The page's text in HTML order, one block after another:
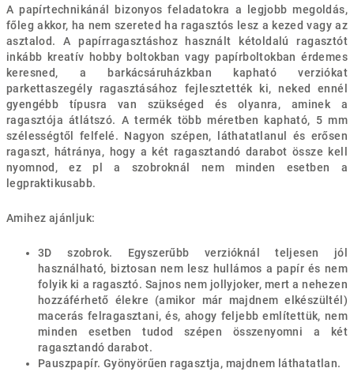
A papírtechnikánál bizonyos feladatokra a legjobb megoldás,
főleg akkor, ha nem szereted ha ragasztós lesz a kezed vagy az
asztalod. A papírragasztáshoz használt kétoldalú ragasztót
inkább kreatív hobby boltokban vagy papírboltokban érdemes
keresned, a barkácsáruházkban kapható verziókat
parkettaszegély ragasztásához fejlesztették ki, neked ennél
gyengébb típusra van szükséged és olyanra, aminek a
ragasztója átlátszó. A termék több méretben kapható, 5 mm
szélességtől felfelé. Nagyon szépen, láthatatlanul és erősen
ragaszt, hátránya, hogy a két ragasztandó darabot össze kell
nyomnod, ez pl a szobroknál nem minden esetben a
legpraktikusabb.
Amihez ajánljuk:
3D szobrok. Egyszerűbb verzióknál teljesen jól
használható, biztosan nem lesz hullámos a papír és nem
folyik ki a ragasztó. Sajnos nem jollyjoker, mert a nehezen
hozzáférhető élekre (amikor már majdnem elkészültél)
macerás felragasztani, és, ahogy feljebb említettük, nem
minden esetben tudod szépen összenyomni a két
ragasztandó darabot.
Pauszpapír. Gyönyörűen ragasztja, majdnem láthatatlan.